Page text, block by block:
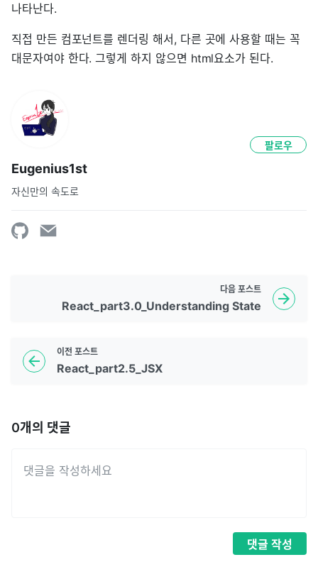
나타난다.
직접 만든 컴포넌트를 렌더링 해서, 다른 곳에 사용할 때는 꼭
대문자여야 한다. 그렇게 하지 않으면 html요소가 된다.
Eugenius1st
자신만의 속도로
팔로우
이전 포스트
React_part2.5_JSX
다음 포스트
React_part3.0_Understanding State
0개의 댓글
댓글 작성